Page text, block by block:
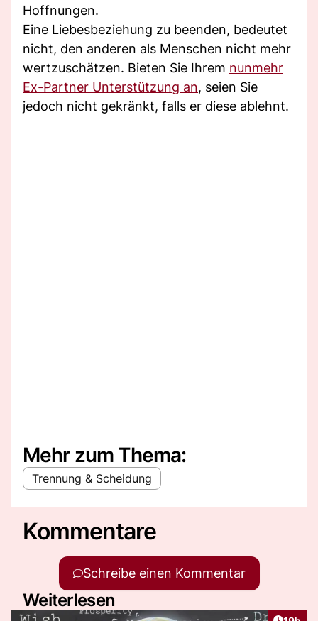
Hoffnungen.
Eine Liebesbeziehung zu beenden, bedeutet
nicht, den anderen als Menschen nicht mehr
wertzuschätzen. Bieten Sie Ihrem nunmehr
Ex-Partner Unterstützung an, seien Sie
jedoch nicht gekränkt, falls er diese ablehnt.
Mehr zum Thema:
Trennung & Scheidung
Kommentare
Schreibe einen Kommentar
Weiterlesen